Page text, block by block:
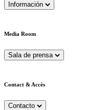
Información
Media Room
Sala de prensa
Contact & Accès
Contacto